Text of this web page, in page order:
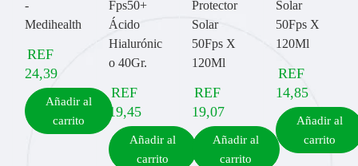
-
Medihealth
REF
24,39
Añadir al
carrito
Fps50+
Ácido
Hialurónic
o 40Gr.
REF
19,45
Añadir al
carrito
Protector
Solar
50Fps X
120Ml
REF
19,07
Añadir al
carrito
Solar
50Fps X
120Ml
REF
14,85
Añadir al
carrito